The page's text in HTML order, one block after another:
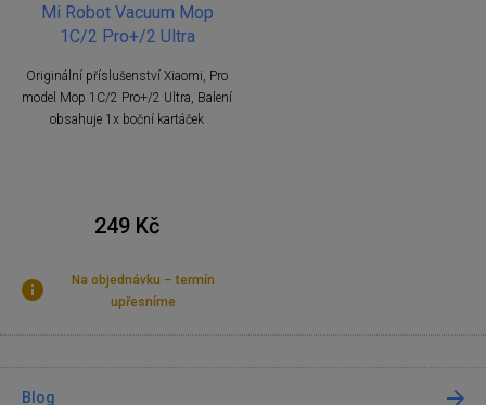
Mi Robot Vacuum Mop
1C/2 Pro+/2 Ultra
Originální příslušenství Xiaomi, Pro
model Mop 1C/2 Pro+/2 Ultra, Balení
obsahuje 1x boční kartáček
249 Kč
Na objednávku – termín
upřesníme
Blog